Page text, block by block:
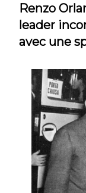
Renzo
leader
avec une